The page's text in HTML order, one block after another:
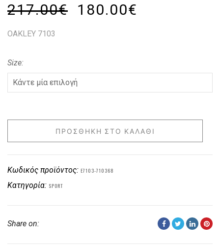
217.00€ 180.00€
OAKLEY 7103
Size
ΠΡΟΣΘΉΚΗ ΣΤΟ ΚΑΛΆΘΙ
Κωδικός προϊόντος: E7103-710368
Κατηγορία: SPORT
Share on: